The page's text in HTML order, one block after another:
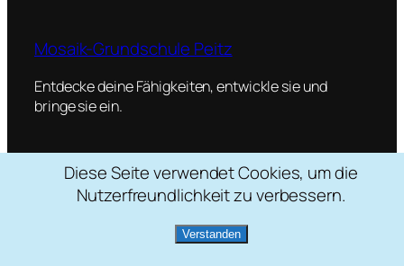
Mosaik-Grundschule Peitz
Entdecke deine Fähigkeiten, entwickle sie und
bringe sie ein.
Schulstraße 2, 03185 Peitz
035601 / 22088
mosaik[at]grundschule-peitz.de
Diese Seite verwendet Cookies, um die
Nutzerfreundlichkeit zu verbessern.
Verstanden